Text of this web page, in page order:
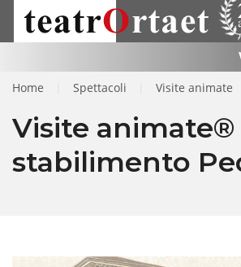
Home Spettacoli Visite animate
Visite animate®
stabilimento